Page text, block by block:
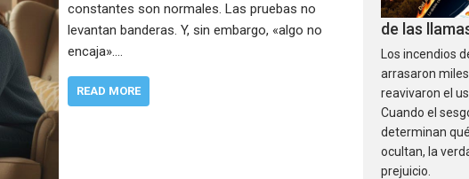
constantes son normales. Las pruebas no
levantan banderas. Y, sin embargo, «algo no
encaja».…
READ MORE
de las
Los incendios
arrasaron
reavivaron el
Cuando el
determinan
ocultan, la
prejuicio.